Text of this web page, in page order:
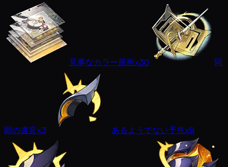
見事なカラー原画x30 同
願の遺音x3 あるようでない予兆x9